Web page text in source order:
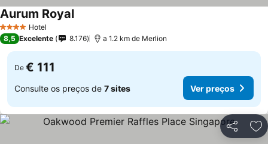
4 EstrelasHotel
Aurum Royal
8,5 Excelente 8.176 a 1.2 km de Merlion
De € 111
Consulte os preços de 7 sites Ver preços
Partilhar